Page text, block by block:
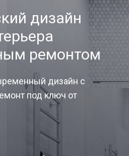
дизайн
ремонтом
дизайн с
под ключ от